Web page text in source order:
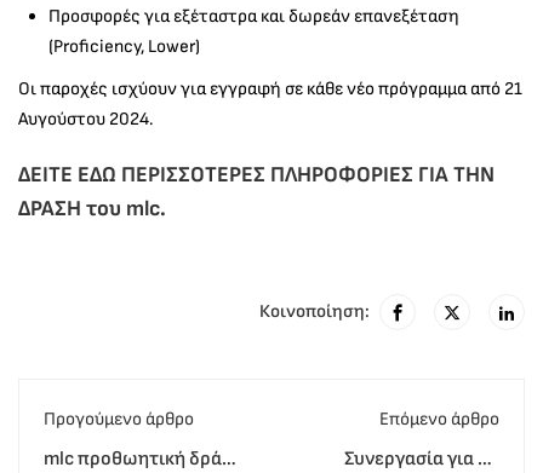
Προσφορές για εξέταστρα και δωρεάν επανεξέταση
(Proficiency, Lower)
Οι παροχές ισχύουν για εγγραφή σε κάθε νέο πρόγραμμα από 21
Αυγούστου 2024.
ΔΕΙΤΕ ΕΔΩ ΠΕΡΙΣΣΟΤΕΡΕΣ ΠΛΗΡΟΦΟΡΙΕΣ ΓΙΑ ΤΗΝ
ΔΡΑΣΗ του mlc.
Κοινοποίηση:
Προγούμενο άρθρο
mlc προθωητική δράση
Eπόμενο άρθρο
Συνεργασία για 7η